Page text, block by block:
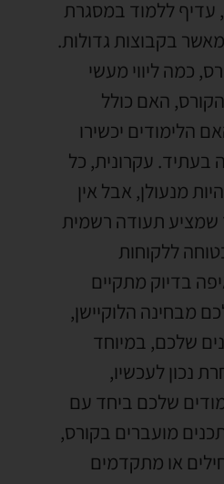
, עדיף ללמוד במסגרת
בקבוצות גדולות.
, כמה ליווי מעשי
, האם כולל
הלימודים יכשירו
בעתיד. עקרונית, כל
מנעולן, אבל אין
תעודה רשמית
ללקוחות
בדיוק מתקיים
מבחינה הלוקיישן,
שלכם, במיוחד
נכון לעכשיו,
שלכם ביחד עם
מועברים בקורס,
או מתקדמים